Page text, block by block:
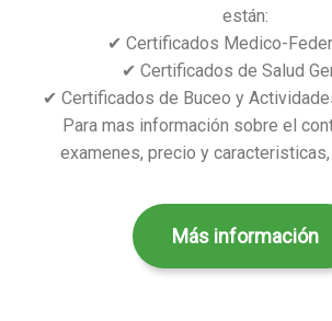
están:
✔ Certificados Medico-
✔ Certificados de Salud
✔ Certificados de Buceo y
Para mas información sobre el
examenes, precio y
Más información